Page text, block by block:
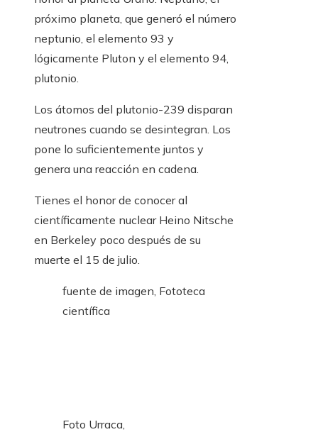
próximo planeta, que generó el número
neptunio, el elemento 93 y
lógicamente Pluton y el elemento 94,
plutonio.
Los átomos del plutonio-239 disparan
neutrones cuando se desintegran. Los
pone lo suficientemente juntos y
genera una reacción en cadena.
Tienes el honor de conocer al
científicamente nuclear Heino Nitsche
en Berkeley poco después de su
muerte el 15 de julio.
fuente de imagen, Fototeca
científica
Foto Urraca,